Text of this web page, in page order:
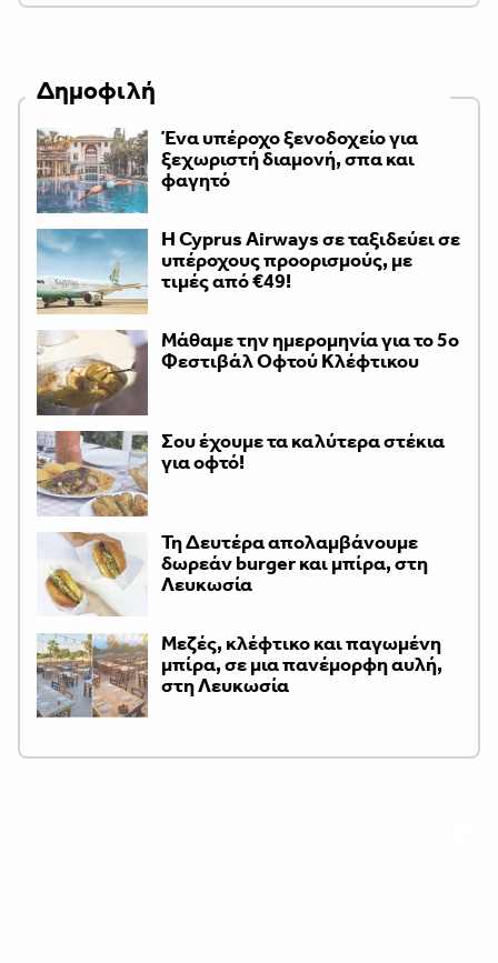
Δημοφιλή
Ένα υπέροχο ξενοδοχείο για
ξεχωριστή διαμονή, σπα και
φαγητό
H Cyprus Airways σε ταξιδεύει σε
υπέροχους προορισμούς, με
τιμές από €49!
Μάθαμε την ημερομηνία για το 5ο
Φεστιβάλ Οφτού Κλέφτικου
Σου έχουμε τα καλύτερα στέκια
για οφτό!
Τη Δευτέρα απολαμβάνουμε
δωρεάν burger και μπίρα, στη
Λευκωσία
Μεζές, κλέφτικο και παγωμένη
μπίρα, σε μια πανέμορφη αυλή,
στη Λευκωσία